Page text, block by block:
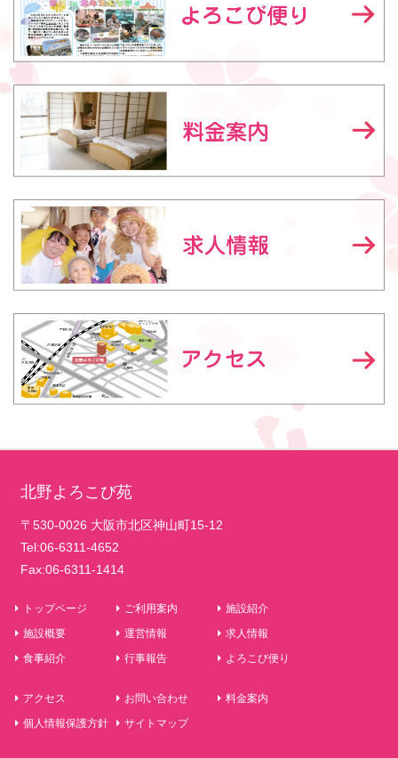
北野よろこび苑
〒530-0026 大阪市北区神山町15-12
Tel:06-6311-4652
Fax:06-6311-1414
トップページ ご利用案内 施設紹介
施設概要 運営情報 求人情報
食事紹介 行事報告 よろこび便り
アクセス お問い合わせ 料金案内
個人情報保護方針 サイトマップ